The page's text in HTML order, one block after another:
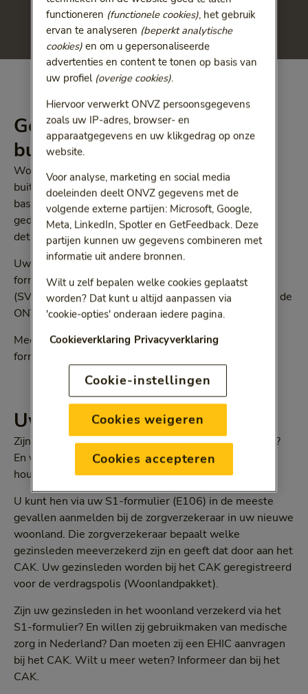
Gedetacheerd naar het
buitenland?
Wordt u voor uw werk gedetacheerd naar het
buitenland? Dan heeft dit soms gevolgen voor uw
basisverzekering. Laat ons daarom altijd weten dat u
gedetacheerd wordt. En stuur ons een
detacheringsverklaring/A1-formulier.
Uw werkgever kan een detacheringsverklaring/A1-
formulier aanvragen bij de Sociale Verzekeringsbank
(SVB). Op basis van dat formulier beoordelen we of u de
ONVZ basisverzekering behoudt.
Meer informatie over de detacheringsverklaring/A1-
formulier vindt u op de
Uw gezinsleden
Zijn er gezinsleden mee verhuisd naar het buitenland?
En werken deze gezinsleden niet in Nederland? Dan
houden zij geen Nederlandse basisverzekering
U kunt hen via uw S1-formulier (E106) in de meeste
gevallen aanmelden bij de zorgverzekeraar in uw nieuwe
woonland. Die zorgverzekeraar bepaalt welke
gezinsleden meeverzekerd zijn en geeft dat door aan het
CAK. Uw gezinsleden worden bij het CAK geregistreerd
voor de verdragspolis (Woonlandpakket).
Zijn uw gezinsleden in het woonland verzekerd via het
S1-formulier? En willen zij gebruikmaken van medische
zorg in Nederland? Dan moeten zij een EHIC aanvragen
bij het CAK. Wilt u meer weten? Informeer dan bij het
CAK.
functioneren (functionele cookies), het gebruik
ervan te analyseren (beperkt analytische
cookies)en om u gepersonaliseerde
advertenties en content te tonen op basis van
uw profiel (overige cookies).
Hiervoor verwerkt ONVZ persoonsgegevens
zoals uw IP-adres, browser- en
apparaatgegevens en uw klikgedrag op onze
website.
Voor analyse, marketing en social media
doeleinden deelt ONVZ gegevens met de
volgende externe partijen: Microsoft, Google,
Meta, LinkedIn, Spotler en GetFeedback. Deze
partijen kunnen uw gegevens combineren met
informatie uit andere bronnen.
Wilt u zelf bepalen welke cookies geplaatst
worden? Dat kunt u altijd aanpassen via
'cookie-opties' onderaan iedere pagina.
Cookieverklaring Privacyverklaring
Cookie-instellingen
Cookies weigeren
Cookies accepteren